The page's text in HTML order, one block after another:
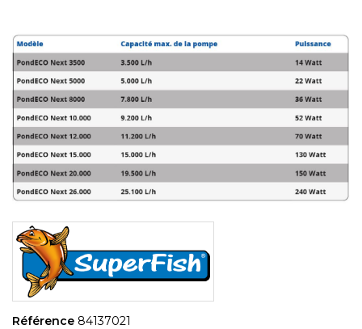
Référence 84137021